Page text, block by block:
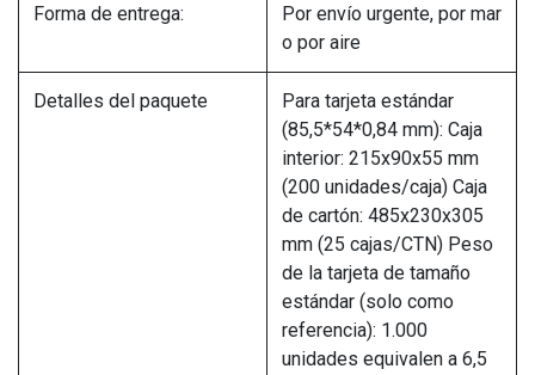
Forma de entrega:
Por envío urgente, por mar
o por aire
Detalles del paquete
Para tarjeta estándar
(85,5*54*0,84 mm): Caja
interior: 215x90x55 mm
(200 unidades/caja) Caja
de cartón: 485x230x305
mm (25 cajas/CTN) Peso
de la tarjeta de tamaño
estándar (solo como
referencia): 1.000
unidades equivalen a 6,5 ​​